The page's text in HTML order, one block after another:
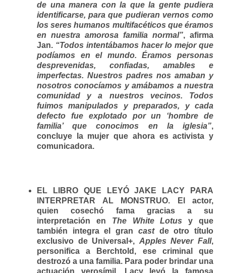
de una manera con la que la gente pudiera
identificarse, para que pudieran vernos como
los seres humanos multifacéticos que éramos
en nuestra amorosa familia normal”, afirma
Jan. “Todos intentábamos hacer lo mejor que
podíamos en el mundo. Éramos personas
desprevenidas, confiadas, amables e
imperfectas. Nuestros padres nos amaban y
nosotros conocíamos y amábamos a nuestra
comunidad y a nuestros vecinos. Todos
fuimos manipulados y preparados, y cada
defecto fue explotado por un ‘hombre de
familia’ que conocimos en la iglesia”,
concluye la mujer que ahora es activista y
comunicadora.
EL LIBRO QUE LEYÓ JAKE LACY PARA
INTERPRETAR AL MONSTRUO. El actor,
quien cosechó fama gracias a su
interpretación en The White Lotusy que
también integra el gran castde otro título
exclusivo de Universal+, Apples Never Fall,
personifica a Berchtold, ese criminal que
destrozó a una familia. Para poder brindar una